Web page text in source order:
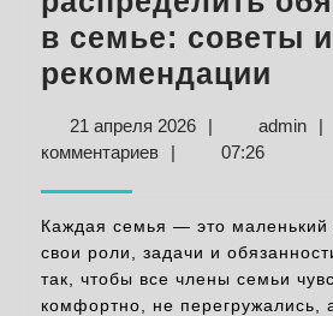
в семье: советы и
рекомендации
в
21 апреля 202621
апреля
| admin |
комментариев
| 07:26
Каждая семья — это маленький
свои роли, задачи и
так, чтобы все члены семьи
комфортно, не перегружались,